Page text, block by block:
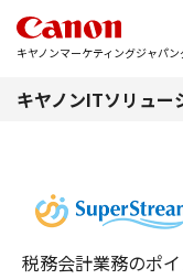
キヤノンマーケティングジャパン
キヤノンITソリュー
税務会計業務のポ